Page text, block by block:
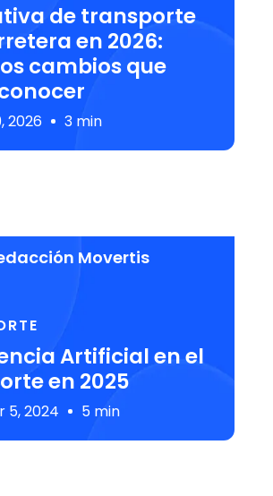
de transporte
en 2026:
cambios que
2026 3 min
Movertis
Artificial en el
en 2025
5, 2024 5 min